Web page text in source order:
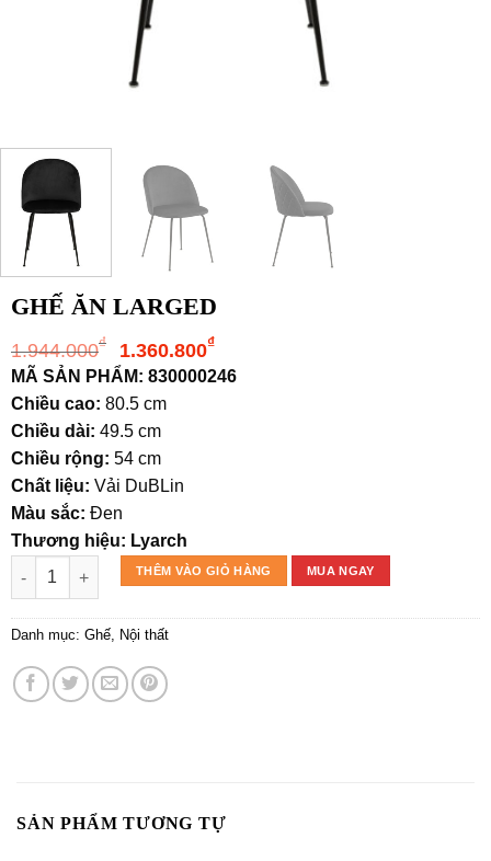
GHẾ ĂN LARGED
1.944.000₫
Giá
gốc
là:
1.944.000₫.
1.360.800₫Giá
hiện
MÃ SẢN PHẨM: 830000246
Chiều cao: 80.5 cm
Chiều dài: 49.5 cm
Chiều rộng: 54 cm
Chất liệu: Vải DuBLin
Màu sắc: Đen
Thương hiệu: Lyarch
GHẾ ĂN LARGED số lượng
THÊM VÀO GIỎ HÀNG MUA NGAY
Danh mục: Ghế, Nội thất
SẢN PHẨM TƯƠNG TỰ